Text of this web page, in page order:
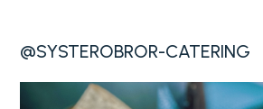
@SYSTEROBROR-CATERING